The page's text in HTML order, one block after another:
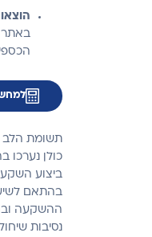
באתר
תשומת הלב
כולן נערכו
ביצוע
בהתאם
ההשקעה
נסיבות